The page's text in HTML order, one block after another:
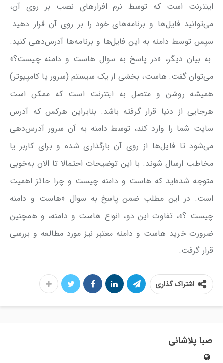
اینترنت است که توسط نرم افزارهای نصب بر روی آن،
می‌توانید فایل‌ها و برنامه‌های خود را بر روی آن قرار دهید.
سپس توسط دامنه به این فایل‌ها و برنامه‌ها آدرس‌دهی کنید.
به بیان دیگر، «در پاسخ به سوال هاست و دامنه چیست؟»
می‌توان گفت: هاست، بخشی از یک سیستم (سرور یا کامپیوتر)
همیشه روشن و متصل به اینترنت است که ممکن است
هرجایی از دنیا قرار گرفته باشد. بنابراین هرکس که آدرس
سایت شما را وارد کند، توسط دامنه به آن سرور آدرس‌دهی
می‌شود تا فایل‌ها از روی آن بارگذاری شده و برای کاربر یا
مخاطب ارسال شوند. با این توضیحات احتمالا تا الان به‌خوبی
متوجه شده‌اید که هاست و دامنه چیست و چرا حائز اهمیت
است. در این مطلب ضمن پاسخ به سوال «هاست و دامنه
چیست ؟»، تفاوت این دو، انواع هاست و دامنه، و همچنین
ضرورت خرید هاست و دامنه معتبر نیز مورد مطالعه و بررسی
قرار گرفت.
اشتراک گذاری
صبا پلاشانی